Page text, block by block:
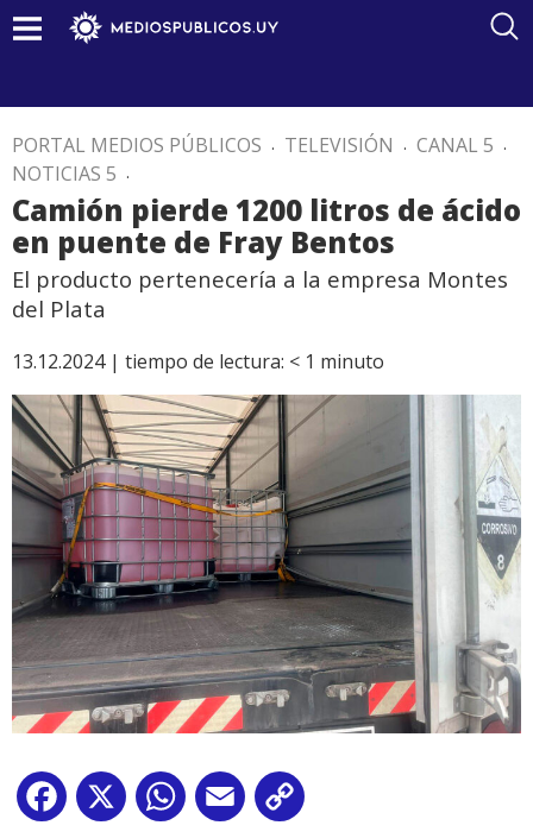
PORTAL MEDIOS PÚBLICOS . TELEVISIÓN . CANAL 5 .
NOTICIAS 5 .
Camión pierde 1200 litros de ácido
en puente de Fray Bentos
El producto pertenecería a la empresa Montes
del Plata
13.12.2024 | tiempo de lectura: < 1 minuto
Facebook
X WhatsApp
Email